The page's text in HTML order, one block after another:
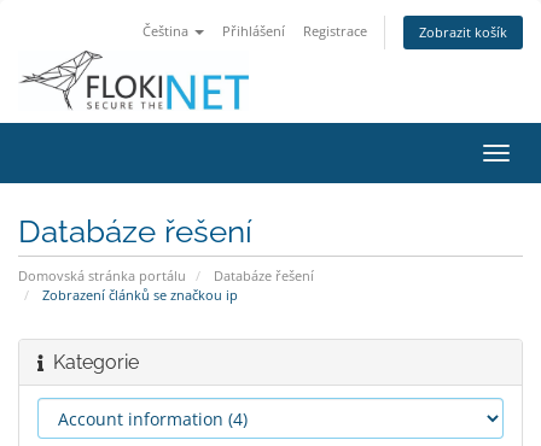
Čeština Přihlášení Registrace Zobrazit košík
Databáze řešení
Domovská stránka portálu
Databáze řešení
Zobrazení článků se značkou ip
Kategorie